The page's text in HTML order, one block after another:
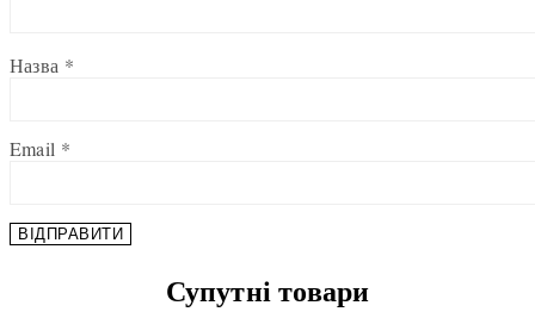
Назва *
Email *
Супутні товари